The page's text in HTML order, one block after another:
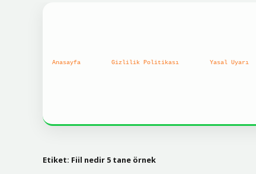
Anasayfa Gizlilik Politikası Yasal Uyarı
Etiket: Fiil nedir 5 tane örnek